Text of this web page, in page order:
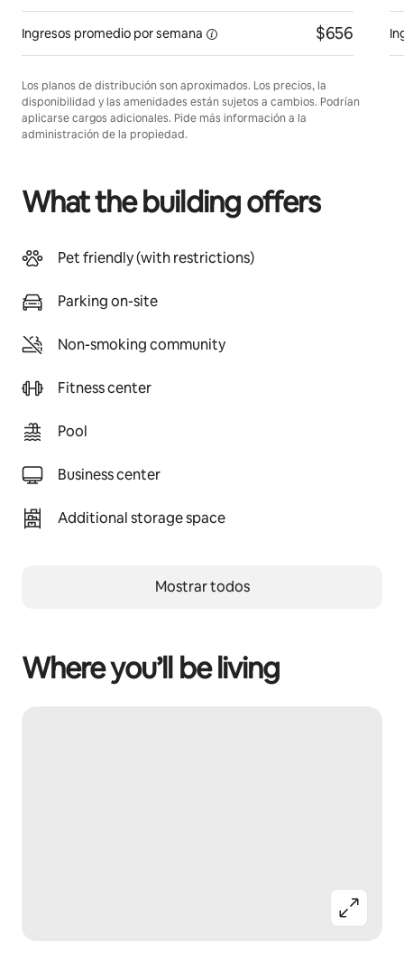
Ingresos promedio porsemana $656
Los planos de distribución son aproximados. Los precios, la
disponibilidad y las amenidades están sujetos a cambios. Podrían
aplicarse cargos adicionales. Pide más información a la
administración de la propiedad.
What the building offers
Pet friendly (with restrictions)
Parking on-site
Non-smoking community
Fitness center
Pool
Business center
Additional storage space
Mostrar todos
Where you’ll be living